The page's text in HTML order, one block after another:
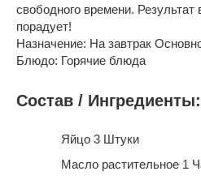
свободного времени. Результат
порадует!
Назначение: На завтрак
Блюдо: Горячие блюда
Состав / Ингредиенты:
Яйцo 3 Штуки
Масло растительное 1